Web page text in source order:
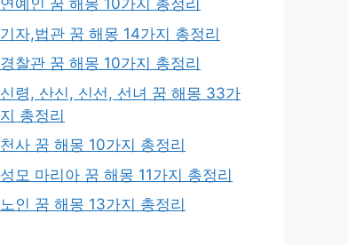
연예인 꿈 해몽 10가지 총정리
기자,법관 꿈 해몽 14가지 총정리
경찰관 꿈 해몽 10가지 총정리
신령, 산신, 신선, 선녀 꿈 해몽 33가
지 총정리
천사 꿈 해몽 10가지 총정리
성모 마리아 꿈 해몽 11가지 총정리
노인 꿈 해몽 13가지 총정리